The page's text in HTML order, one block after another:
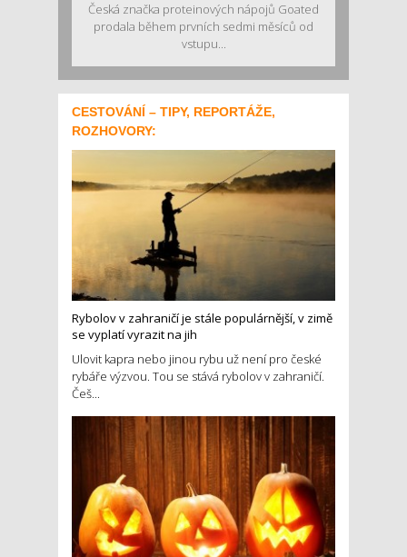
Česká značka proteinových nápojů Goated
prodala během prvních sedmi měsíců od
vstupu...
CESTOVÁNÍ – TIPY, REPORTÁŽE,
ROZHOVORY:
Rybolov v zahraničí je stále populárnější, v zimě
se vyplatí vyrazit na jih
Ulovit kapra nebo jinou rybu už není pro české
rybáře výzvou. Tou se stává rybolov v zahraničí.
Češ...